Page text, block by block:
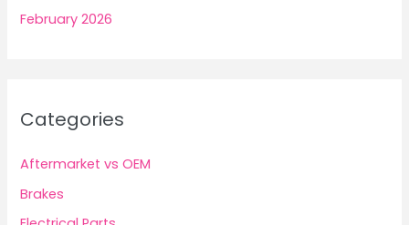
February 2026
Categories
Aftermarket vs OEM
Brakes